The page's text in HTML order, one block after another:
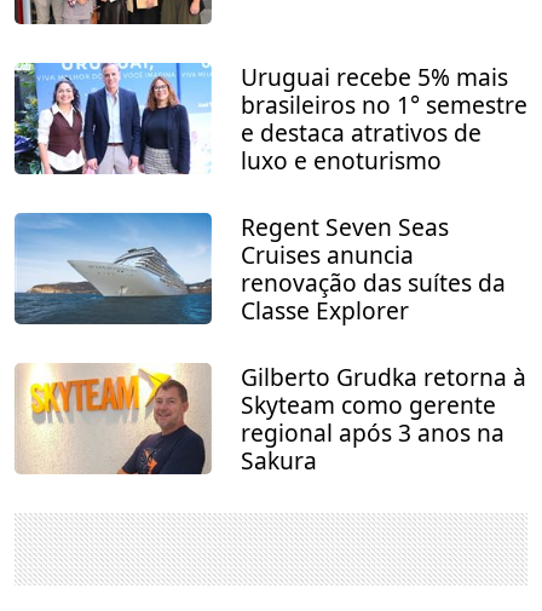
Uruguai recebe 5% mais
brasileiros no 1° semestre
e destaca atrativos de
luxo e enoturismo
Regent Seven Seas
Cruises anuncia
renovação das suítes da
Classe Explorer
Gilberto Grudka retorna à
Skyteam como gerente
regional após 3 anos na
Sakura